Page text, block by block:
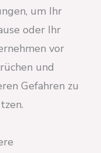
um Ihr
oder Ihr
vor
und
Gefahren zu